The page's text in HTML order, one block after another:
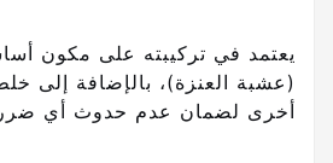
يعتمد في تركيبته على مكون
(عشبة العنزة)، بالإضافة إلى
أخرى لضمان عدم حدوث أي ضرر